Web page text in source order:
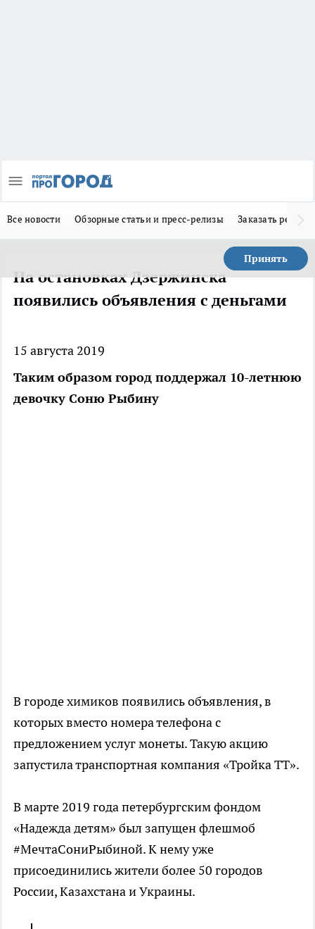
Все новости Обзорные статьи и пресс-релизы Заказать
Принять
На остановках Дзержинска
появились объявления с деньгами
15 августа 2019
Таким образом город поддержал 10-летнюю
девочку Соню Рыбину
В городе химиков появились объявления, в
которых вместо номера телефона с
предложением услуг монеты. Такую акцию
запустила транспортная компания «Тройка ТТ».
В марте 2019 года петербургским фондом
«Надежда детям» был запущен флешмоб
#МечтаСониРыбиной. К нему уже
присоединились жители более 50 городов
России, Казахстана и Украины.